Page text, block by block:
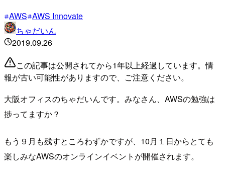
AWS AWS Innovate
ちゃだいん
2019.09.26
この記事は公開されてから1年以上経過しています。情
報が古い可能性がありますので、ご注意ください。
大阪オフィスのちゃだいんです。みなさん、AWSの勉強は
捗ってますか？
もう９月も残すところわずかですが、10月１日からとても
楽しみなAWSのオンラインイベントが開催されます。